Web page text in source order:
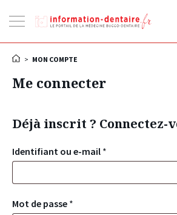
la
> MON COMPTE
Me connecter
Déjà inscrit ? Connectez-
Identifiant ou e-mail *
Mot de passe *